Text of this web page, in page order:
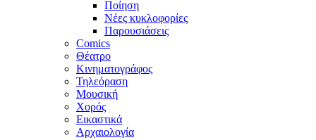
Ποίηση
Νέες κυκλοφορίες
Παρουσιάσεις
Comics
Θέατρο
Κινηματογράφος
Τηλεόραση
Μουσική
Χορός
Εικαστικά
Αρχαιολογία